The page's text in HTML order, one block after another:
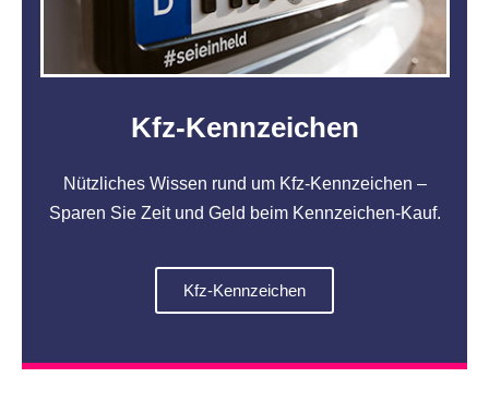
Kfz-Kennzeichen
Nützliches Wissen rund um Kfz-Kennzeichen –
Sparen Sie Zeit und Geld beim Kennzeichen-Kauf.
Kfz-Kennzeichen